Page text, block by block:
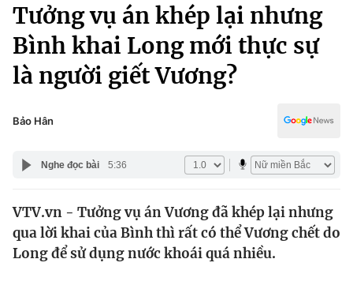
Chính trị
Xã hội
Tin tức
Thế giới đó đây
Kinh tế
Tài chính
Truyền hình
Văn hóa - Giải trí
Đời sống
Tưởng vụ án khép lại nhưng
Bình khai Long mới thực sự
là người giết Vương?
Bảo Hân
Nghe đọc bài 5:36
VTV.vn - Tưởng vụ án Vương đã khép lại nhưng
qua lời khai của Bình thì rất có thể Vương chết do
Long để sử dụng nước khoái quá nhiều.